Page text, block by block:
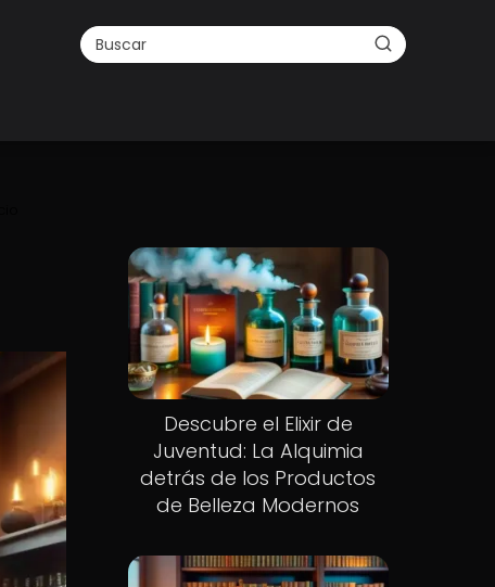
Descubre el Elixir de
Juventud: La Alquimia
detrás de los Productos
de Belleza Modernos